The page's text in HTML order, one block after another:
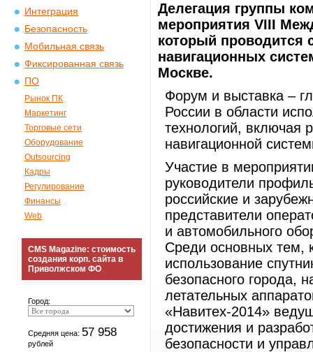
Интеграция
Безопасность
Мобильная связь
Фиксированная связь
ПО
Рынок ПК
Маркетинг
Торговые сети
Оборудование
Outsourcing
Кадры
Регулирование
Финансы
Web
CMS Magazine: стоимость
создания корп. сайта в
Приволжском ФО
Город:
Средняя цена: 57 958
рублей
Делегация группы
мероприятия VIII
который проводится
навигационных
Москве.
Форум и выставка –
России в области
технологий, включая
навигационной
Участие в
руководители
российские и
представители
и автомобильного
Среди основных тем,
использование
безопасного города,
летательных
«Навитех-2014»
достижения и
безопасности и